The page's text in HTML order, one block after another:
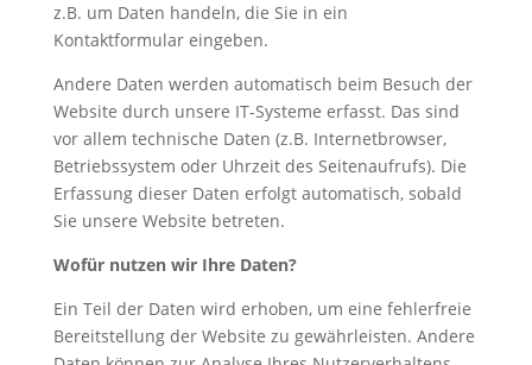
z.B. um Daten handeln, die Sie in ein
Kontaktformular eingeben.
Andere Daten werden automatisch beim Besuch der
Website durch unsere IT-Systeme erfasst. Das sind
vor allem technische Daten (z.B. Internetbrowser,
Betriebssystem oder Uhrzeit des Seitenaufrufs). Die
Erfassung dieser Daten erfolgt automatisch, sobald
Sie unsere Website betreten.
Wofür nutzen wir Ihre Daten?
Ein Teil der Daten wird erhoben, um eine fehlerfreie
Bereitstellung der Website zu gewährleisten. Andere